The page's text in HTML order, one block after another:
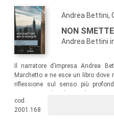
Andrea Bettini,
NON
Andrea Bettini
Il narratore d’impresa Andrea
Marchetto e ne esce un libro
riflessione sul senso più
cod.
2001.168